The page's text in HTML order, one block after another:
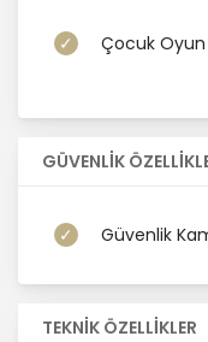
Çocuk Oyun
GÜVENLİK
Güvenlik
TEKNİK ÖZELLİKLER